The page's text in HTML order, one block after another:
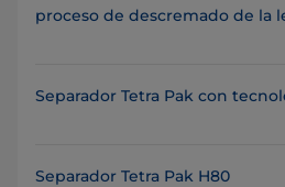
proceso de descremado de la
Separador Tetra Pak con
Separador Tetra Pak H80